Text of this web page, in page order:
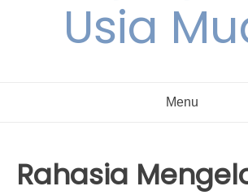
Usia
Menu
Rahasia